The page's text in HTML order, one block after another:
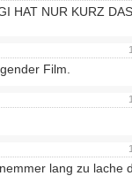
HAT NUR KURZ
Film.
lang zu lache